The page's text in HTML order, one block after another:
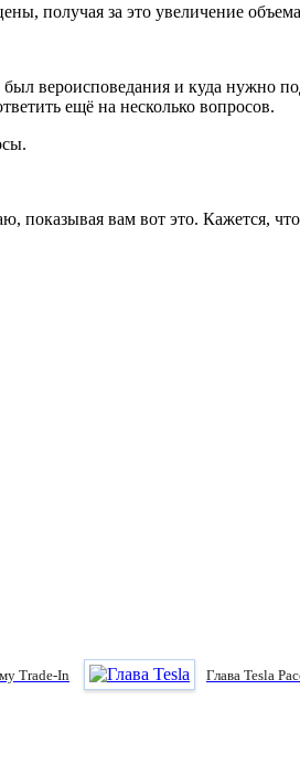
получая за это увеличение объема
вероисповедания и куда нужно
ещё на несколько вопросов.
показывая вам вот это. Кажется,
Trade-In Глава Tesla